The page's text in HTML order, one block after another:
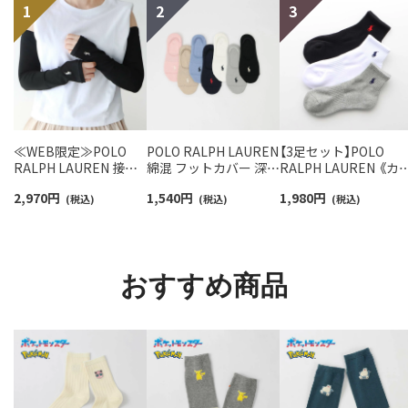
≪WEB限定≫POLO
RALPH LAUREN 接触
ームカバー ＆ レッグウ
2,970円 (税込)
POLO RALPH LAUREN
綿混 フットカバー 深履
カバーソックス レディ
1,540円 (税込)
【3足セット】POLO
RALPH LAUREN 《カ
アーチサポート ワンポ
1,980円 (税込)
おすすめ商品